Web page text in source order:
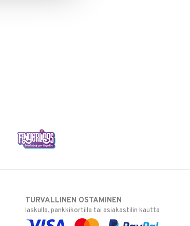
TURVALLINEN OSTAMINEN
laskulla, pankkikortilla tai asiakastilin kautta